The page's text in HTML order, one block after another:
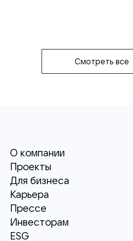
Смотреть все
О компании
Проекты
Для бизнеса
Карьера
Прессе
Инвесторам
ESG